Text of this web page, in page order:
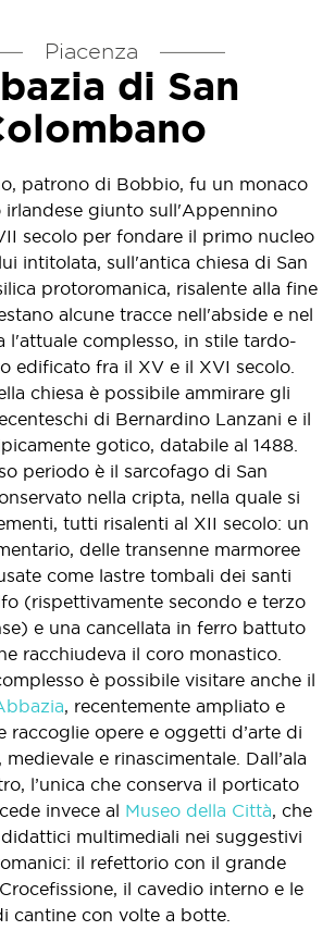
Piacenza
di San
patrono di Bobbio, fu un monaco
irlandese giunto sull'Appennino
secolo per fondare il primo nucleo
intitolata, sull'antica chiesa di San
protoromanica, risalente alla fine
alcune tracce nell'abside e nel
l'attuale complesso, in stile tardo-
edificato fra il XV e il XVI secolo.
chiesa è possibile ammirare gli
di Bernardino Lanzani e il
gotico, databile al 1488.
periodo è il sarcofago di San
nella cripta, nella quale si
tutti risalenti al XII secolo: un
delle transenne marmoree
come lastre tombali dei santi
(rispettivamente secondo e terzo
e una cancellata in ferro battuto
racchiudeva il coro monastico.
è possibile visitare anche il
, recentemente ampliato e
raccoglie opere e oggetti d’arte di
e rinascimentale. Dall’ala
l’unica che conserva il porticato
invece al Museo della Città, che
multimediali nei suggestivi
il refettorio con il grande
il cavedio interno e le
cantine con volte a botte.